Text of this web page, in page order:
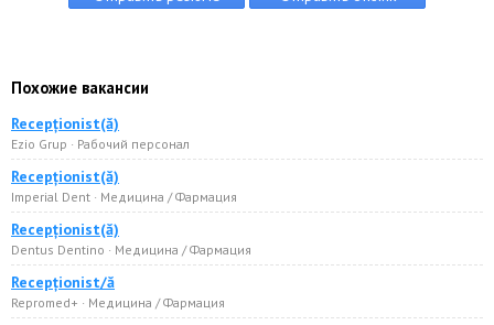
Похожие вакансии
Recepționist(ă)
Ezio Grup · Рабочий персонал
Recepționist(ă)
Imperial Dent · Медицина / Фармация
Recepționist(ă)
Dentus Dentino · Медицина / Фармация
Recepționist/ă
Repromed+ · Медицина / Фармация